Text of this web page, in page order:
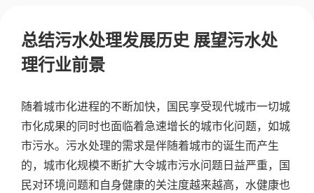
总结污水处理发展历史 展望污水处
理行业前景
随着城市化进程的不断加快，国民享受现代城市一切城
市化成果的同时也面临着急速增长的城市化问题，如城
市污水。污水处理的需求是伴随着城市的诞生而产生
的，城市化规模不断扩大令城市污水问题日益严重，国
民对环境问题和自身健康的关注度越来越高，水健康也